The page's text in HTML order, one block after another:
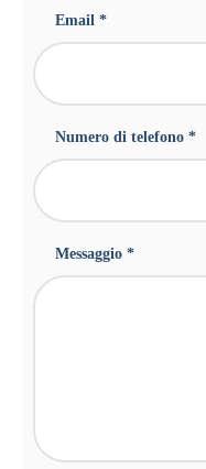
Email *
Numero di telefono *
Messaggio *